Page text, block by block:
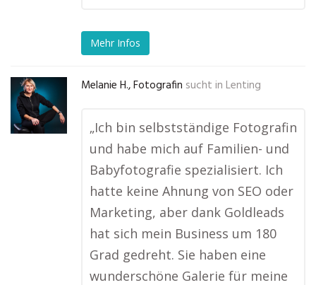
Mehr Infos
Melanie H., Fotografin sucht in Lenting
„Ich bin selbstständige Fotografin
und habe mich auf Familien- und
Babyfotografie spezialisiert. Ich
hatte keine Ahnung von SEO oder
Marketing, aber dank Goldleads
hat sich mein Business um 180
Grad gedreht. Sie haben eine
wunderschöne Galerie für meine